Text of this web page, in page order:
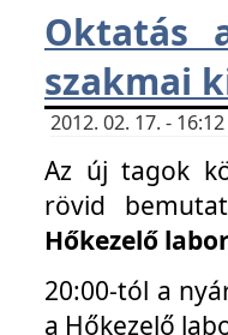
Oktatás
szakmai
2012. 02. 17. -
Az új tagok
rövid
Hőkezelő
20:00-tól a
a Hőkezelő